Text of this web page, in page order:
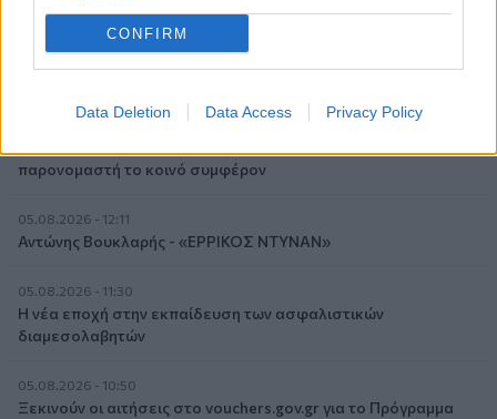
CONFIRM
Data Deletion Data Access Privacy Policy
Randy Schekman, Νομπελίστας Ιατρικής: «Σε πέντε χρόνια
μπορεί να έχουμε θεραπεία που αναστέλλει την εξέλιξη του
Πάρκινσον»
παρονομαστή το κοινό συμφέρον
05.08.2026 - 12:11
Αντώνης Βουκλαρής - «ΕΡΡΙΚΟΣ ΝΤΥΝΑΝ»
05.08.2026 - 11:30
Η νέα εποχή στην εκπαίδευση των ασφαλιστικών
διαμεσολαβητών
05.08.2026 - 10:50
Ξεκινούν οι αιτήσεις στο vouchers.gov.gr για το Πρόγραμμα